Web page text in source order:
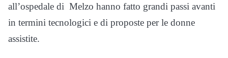
all’ospedale di Melzo hanno fatto grandi passi avanti
in termini tecnologici e di proposte per le donne
assistite.